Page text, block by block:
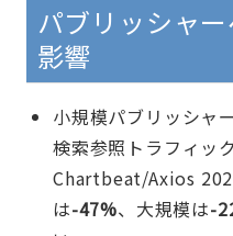
パブリッシャ
影響
小規模パブリッシャ
検索参照トラフィック
Chartbeat/Axios
は-47%、大規模は-